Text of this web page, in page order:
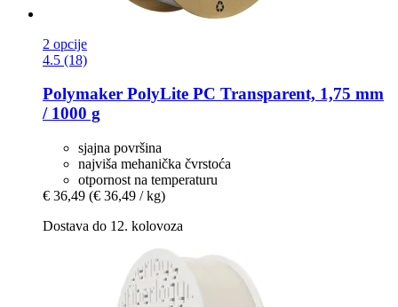
2 opcije
4.5 (18)
Polymaker PolyLite PC Transparent, 1,75 mm
/ 1000 g
sjajna površina
najviša mehanička čvrstoća
otpornost na temperaturu
€ 36,49 (€ 36,49 / kg)
Dostava do 12. kolovoza